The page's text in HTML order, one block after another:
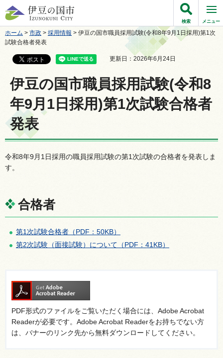
伊豆の国市
検索 メニュー
ホーム > 市政 > 採用情報 > 伊豆の国市職員採用試験(令和8年9月1日採用)第1次
試験合格者発表
更新日：2026年6月24日
伊豆の国市職員採用試験(令和8
年9月1日採用)第1次試験合格者
発表
令和8年9月1日採用の職員採用試験の第1次試験の合格者を発表しま
す。
合格者
第1次試験合格者（PDF：50KB）
第2次試験（面接試験）について（PDF：41KB）
PDF形式のファイルをご覧いただく場合には、Adobe Acrobat
Readerが必要です。Adobe Acrobat Readerをお持ちでない方
は、バナーのリンク先から無料ダウンロードしてください。